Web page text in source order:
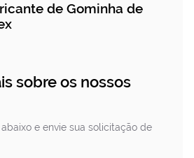
de Gominha de
sobre os nossos
e envie sua solicitação de